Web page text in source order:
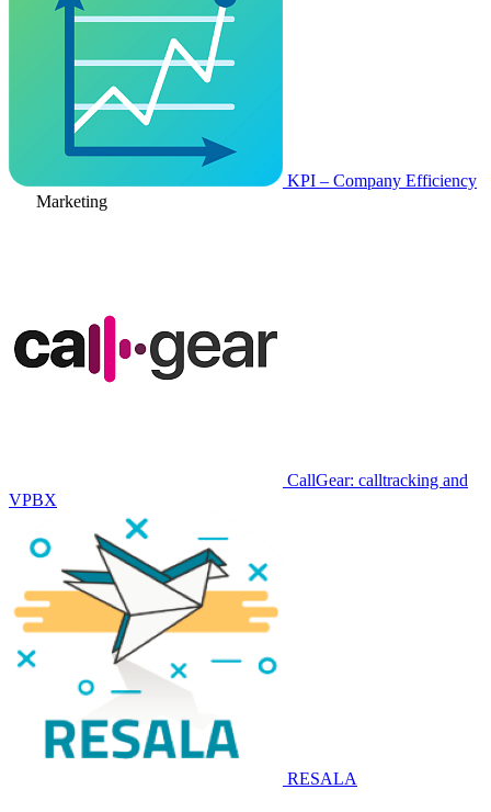
KPI – Company Efficiency
Marketing
CallGear: calltracking and
VPBX
RESALA